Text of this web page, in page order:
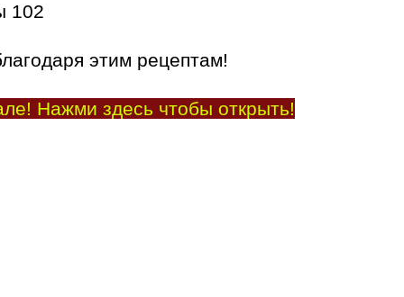
102
этим рецептам!
Нажми здесь чтобы открыть!